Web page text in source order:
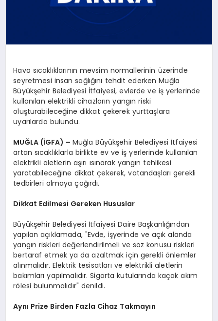
Hava sıcaklıklarının mevsim normallerinin üzerinde
seyretmesi insan sağlığını tehdit ederken Muğla
Büyükşehir Belediyesi İtfaiyesi, evlerde ve iş yerlerinde
kullanılan elektrikli cihazların yangın riski
oluşturabileceğine dikkat çekerek yurttaşlara
uyarılarda bulundu.
MUĞLA (İGFA) – Muğla Büyükşehir Belediyesi İtfaiyesi
artan sıcaklıklarla birlikte ev ve iş yerlerinde kullanılan
elektrikli aletlerin aşırı ısınarak yangın tehlikesi
yaratabileceğine dikkat çekerek, vatandaşları gerekli
tedbirleri almaya çağırdı.
Dikkat Edilmesi Gereken Hususlar
Büyükşehir Belediyesi İtfaiyesi Daire Başkanlığından
yapılan açıklamada, "Evde, işyerinde ve açık alanda
yangın riskleri değerlendirilmeli ve söz konusu riskleri
bertaraf etmek ya da azaltmak için gerekli önlemler
alınmalıdır. Elektrik tesisatları ve elektrikli aletlerin
bakımları yapılmalıdır. Sigorta kutularında kaçak akım
rölesi bulunmalıdır" denildi.
Aynı Prize Birden Fazla Cihaz Takmayın